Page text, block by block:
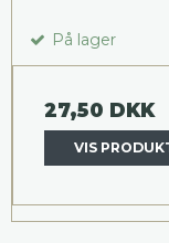
På lager
27,50 DKK
VIS